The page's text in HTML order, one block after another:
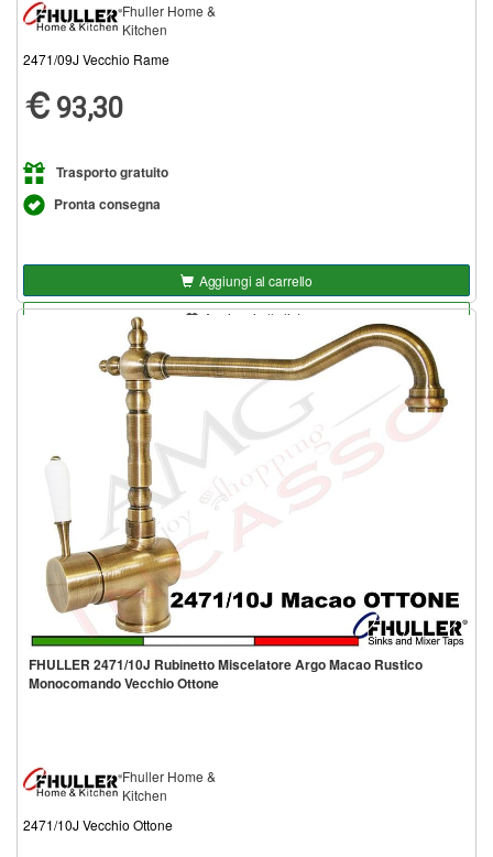
Fhuller Home &
Kitchen
2471/09J Vecchio Rame
93,30
Trasporto gratuito
Pronta consegna
Aggiungi al carrello
Aggiungi alla lista
FHULLER 2471/10J Rubinetto Miscelatore Argo Macao Rustico
Monocomando Vecchio Ottone
Fhuller Home &
Kitchen
2471/10J Vecchio Ottone